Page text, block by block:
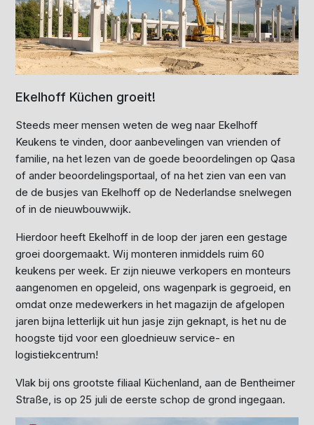
Ekelhoff Küchen groeit!
Steeds meer mensen weten de weg naar Ekelhoff
Keukens te vinden, door aanbevelingen van vrienden of
familie, na het lezen van de goede beoordelingen op Qasa
of ander beoordelingsportaal, of na het zien van een van
de de busjes van Ekelhoff op de Nederlandse snelwegen
of in de nieuwbouwwijk.
Hierdoor heeft Ekelhoff in de loop der jaren een gestage
groei doorgemaakt. Wij monteren inmiddels ruim 60
keukens per week. Er zijn nieuwe verkopers en monteurs
aangenomen en opgeleid, ons wagenpark is gegroeid, en
omdat onze medewerkers in het magazijn de afgelopen
jaren bijna letterlijk uit hun jasje zijn geknapt, is het nu de
hoogste tijd voor een gloednieuw service- en
logistiekcentrum!
Vlak bij ons grootste filiaal Küchenland, aan de Bentheimer
Straße, is op 25 juli de eerste schop de grond ingegaan.